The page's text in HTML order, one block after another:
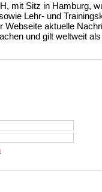
mit Sitz in Hamburg,
Lehr- und
Webseite aktuelle
und gilt weltweit